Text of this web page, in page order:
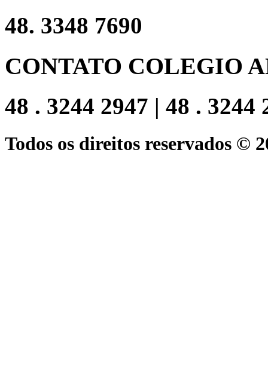
48. 3348 7690
CONTATO COLEGIO
48 . 3244 2947 | 48 . 3244
Todos os direitos reservados ©